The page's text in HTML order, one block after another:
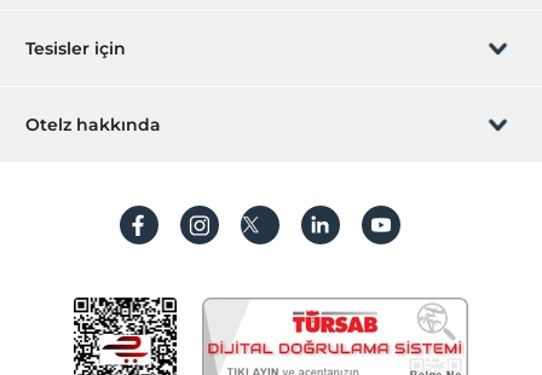
Sıkça sorulan sorular
İşlem rehberi
Hediye Kart
Hesap oluştur
Tesisler için
Hemen tesisinizi ekleyin
Otelz hakkında
Koşullar ve şartlar